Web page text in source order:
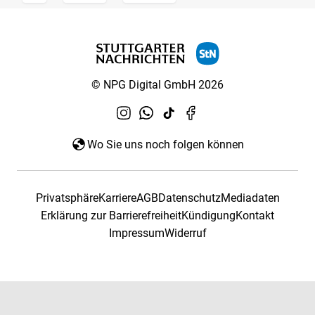
© NPG Digital GmbH 2026
Wo Sie uns noch folgen können
PrivatsphäreKarriereAGBDatenschutzMediadaten
Erklärung zur BarrierefreiheitKündigungKontakt
ImpressumWiderruf